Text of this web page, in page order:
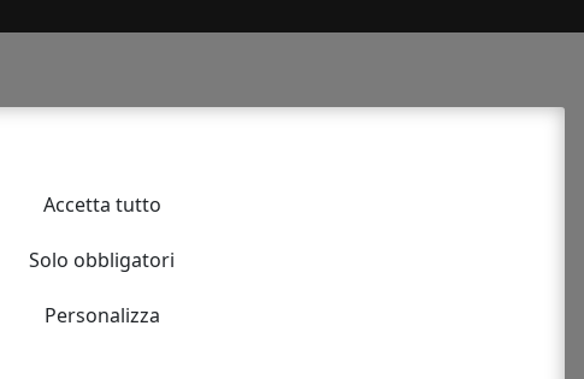
DI ALIMENTI E BEVANDE
Accetta tutto
Solo obbligatori
Personalizza